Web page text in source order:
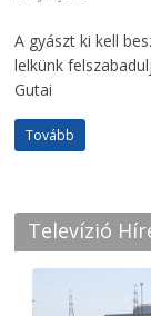
A gyászt ki kell
lelkünk
Gutai
Tovább
Televízió